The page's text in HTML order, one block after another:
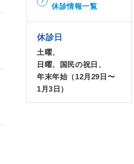
休診情報一覧
休診日
土曜、
日曜、国民の祝日、
年末年始（12月29日〜
1月3日）